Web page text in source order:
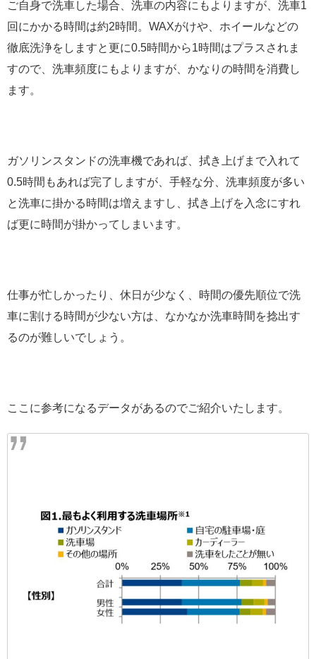
ご自身で洗車した場合、洗車の内容にもよりますが、洗車1
回にかかる時間は約2時間。WAXがけや、ホイールなどの
徹底洗浄をしますと更に0.5時間から1時間はプラスされま
すので、洗車頻度にもよりますが、かなりの時間を消費し
ます。
ガソリンスタンドの洗車機であれば、拭き上げまで入れて
0.5時間もあれば完了しますが、手軽な分、洗車頻度が多い
と洗車に掛かる時間は増えますし、拭き上げを入念にすれ
ば更に時間が掛かってしまいます。
仕事が忙しかったり、休日が少なく、時間の優先順位で洗
車に割ける時間が少ない方は、なかなか洗車時間を捻出す
るのが難しいでしょう。
ここに参考になるデータがあるのでご紹介いたします。